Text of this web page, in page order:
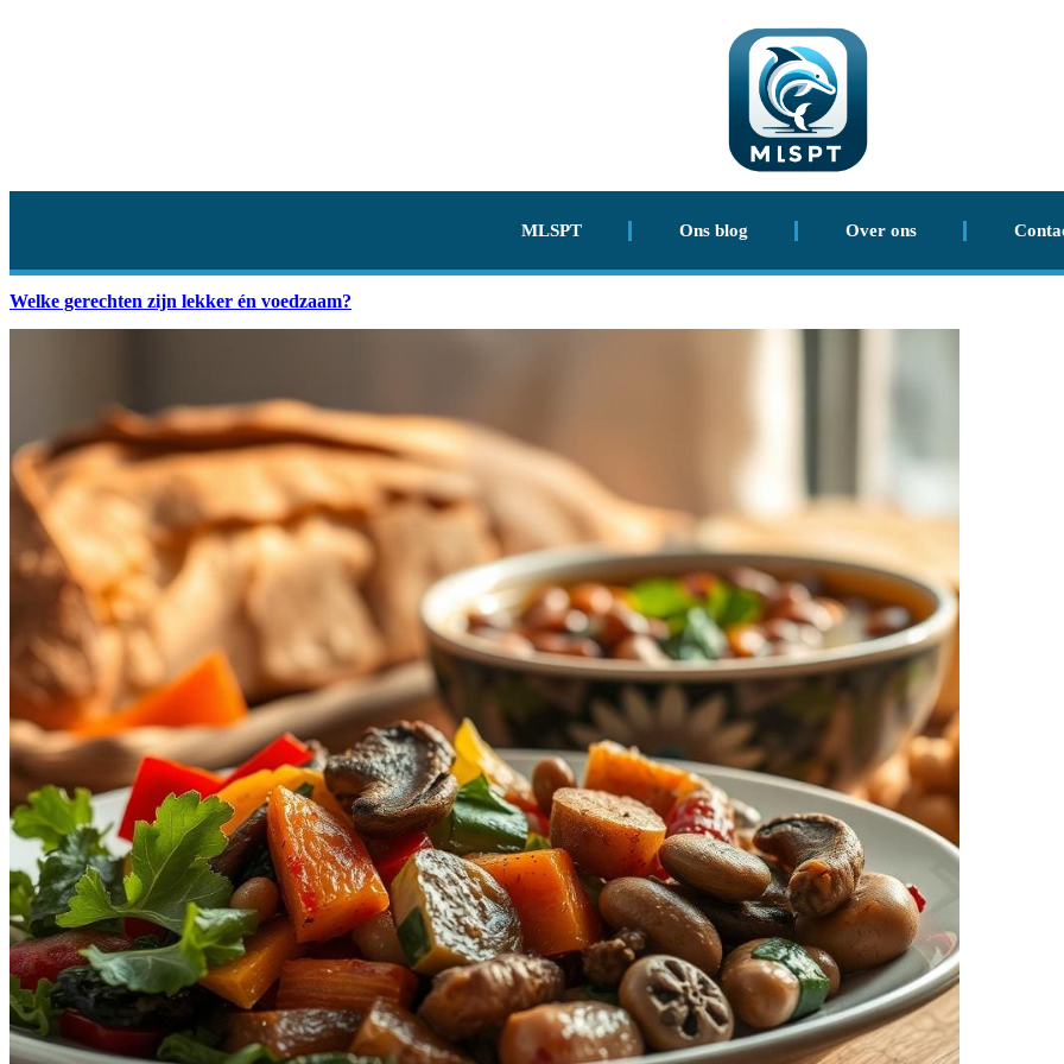
MLSPT Ons blog Over ons
Welke gerechten zijn lekker én voedzaam?